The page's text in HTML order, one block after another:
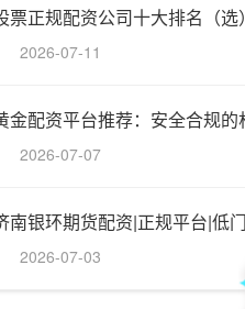
票正规配资公司十大排名（选）
2026-07-11
2026-07-07
2026-07-03